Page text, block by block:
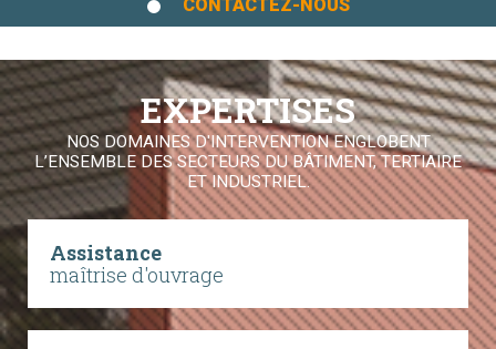
CONTACTEZ-NOUS
EXPERTISES
NOS DOMAINES D'INTERVENTION ENGLOBENT
L’ENSEMBLE DES SECTEURS DU BÂTIMENT, TERTIAIRE
ET INDUSTRIEL.
Assistance
maîtrise d'ouvrage